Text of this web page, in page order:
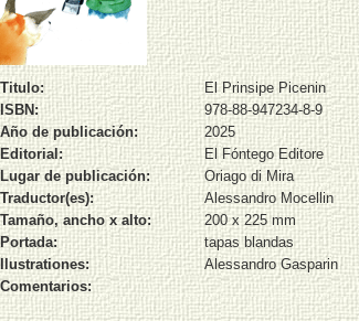
Titulo:
El Prinsipe Picenin
ISBN:
978-88-947234-8-9
Año de publicación:
2025
Editorial:
El Fóntego Editore
Lugar de publicación:
Oriago di Mira
Traductor(es):
Alessandro Mocellin
Tamaño, ancho x alto:
200 x 225 mm
Portada:
tapas blandas
Ilustrationes:
Alessandro Gasparin
Comentarios: